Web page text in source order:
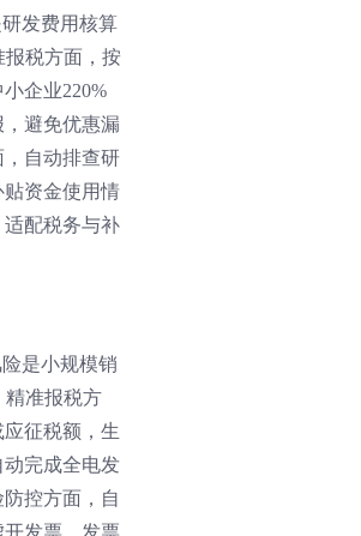
发费用核算
税方面，按
企业220%
避免优惠漏
自动排查研
资金使用情
配税务与补
是小规模销
精准报税方
征税额，生
完成全电发
控方面，自
发票、发票